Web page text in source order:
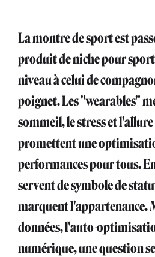
La montre de sport est
produit de niche pour
niveau à celui de
poignet. Les "wearables"
sommeil, le stress et
promettent une
performances pour tous.
servent de symbole de
marquent l'appartenance.
données, l'auto-
numérique, une question